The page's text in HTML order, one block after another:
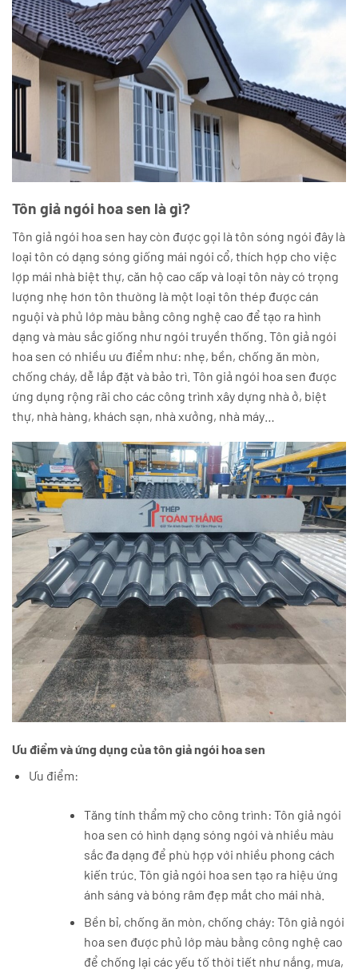
Tôn giả ngói hoa sen là gì?
Tôn giả ngói hoa sen hay còn được gọi là tôn sóng ngói đây là
loại tôn có dạng sóng giống mái ngói cổ, thích hợp cho việc
lợp mái nhà biệt thự, căn hộ cao cấp và loại tôn này có trọng
lượng nhẹ hơn tôn thường là một loại tôn thép được cán
nguội và phủ lớp màu bằng công nghệ cao để tạo ra hình
dạng và màu sắc giống như ngói truyền thống. Tôn giả ngói
hoa sen có nhiều ưu điểm như: nhẹ, bền, chống ăn mòn,
chống cháy, dễ lắp đặt và bảo trì. Tôn giả ngói hoa sen được
ứng dụng rộng rãi cho các công trình xây dựng nhà ở, biệt
thự, nhà hàng, khách sạn, nhà xưởng, nhà máy…
Ưu điểm và ứng dụng của tôn giả ngói hoa sen
Ưu điểm:
Tăng tính thẩm mỹ cho công trình: Tôn giả ngói
hoa sen có hình dạng sóng ngói và nhiều màu
sắc đa dạng để phù hợp với nhiều phong cách
kiến trúc. Tôn giả ngói hoa sen tạo ra hiệu ứng
ánh sáng và bóng râm đẹp mắt cho mái nhà.
Bền bỉ, chống ăn mòn, chống cháy: Tôn giả ngói
hoa sen được phủ lớp màu bằng công nghệ cao
để chống lại các yếu tố thời tiết như nắng, mưa,